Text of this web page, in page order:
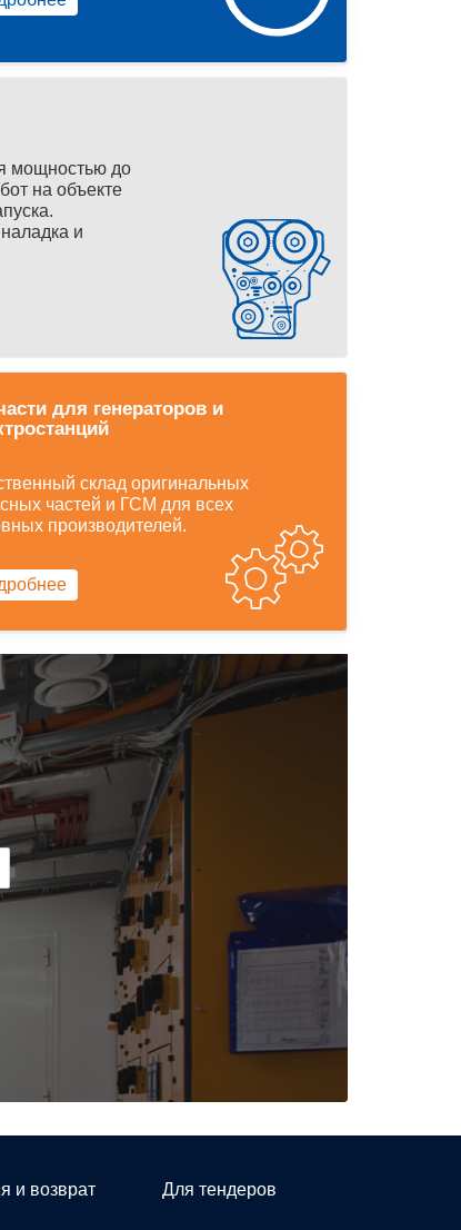
мощностью до
на объекте
и
для генераторов и
склад оригинальных
частей и ГСМ для всех
производителей.
и возврат Для тендеров